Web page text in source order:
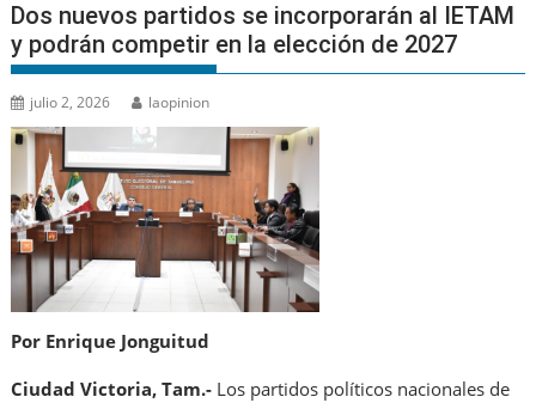
Dos nuevos partidos se incorporarán al IETAM
y podrán competir en la elección de 2027
julio 2, 2026 laopinion
Por Enrique Jonguitud
Ciudad Victoria, Tam.- Los partidos políticos nacionales de